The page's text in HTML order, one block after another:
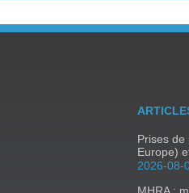
Prises de
Europe)
2026-08-
MHRA :